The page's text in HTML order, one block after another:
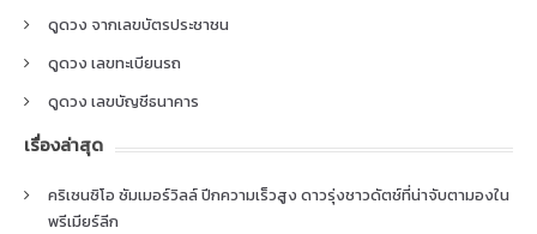
ดูดวง จากเลขบัตรประชาชน
ดูดวง เลขทะเบียนรถ
ดูดวง เลขบัญชีธนาคาร
เรื่องล่าสุด
คริเซนซิโอ ซัมเมอร์วิลล์ ปีกความเร็วสูง ดาวรุ่งชาวดัตช์ที่น่าจับตามองใน
พรีเมียร์ลีก